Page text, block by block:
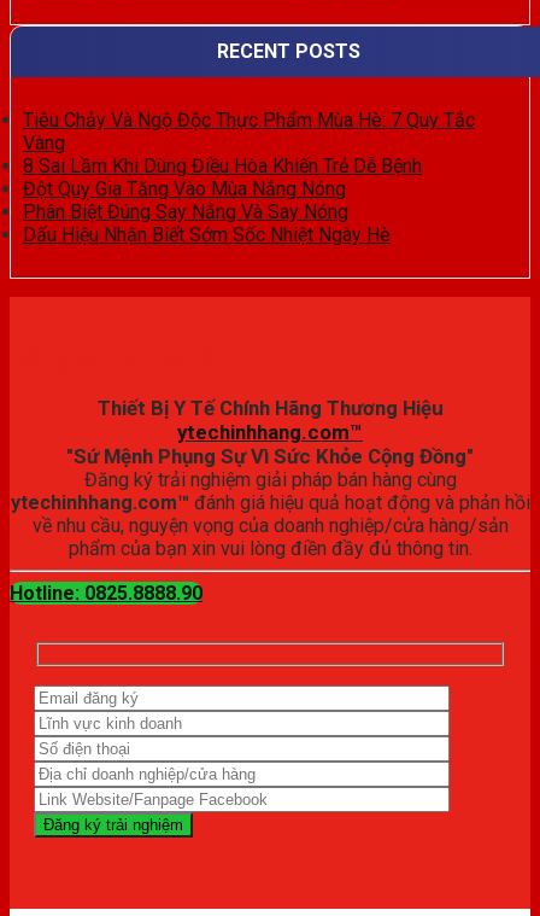
RECENT POSTS
Tiêu Chảy Và Ngộ Độc Thực Phẩm Mùa Hè: 7 Quy Tắc
Vàng
8 Sai Lầm Khi Dùng Điều Hòa Khiến Trẻ Dễ Bệnh
Đột Quỵ Gia Tăng Vào Mùa Nắng Nóng
Phân Biệt Đúng Say Nắng Và Say Nóng
Dấu Hiệu Nhận Biết Sớm Sốc Nhiệt Ngày Hè
Thiết Bị Y Tế Chính Hãng Thương Hiệu
ytechinhhang.com™
"Sứ Mệnh Phụng Sự Vì Sức Khỏe Cộng Đồng"
Đăng ký trải nghiệm giải pháp bán hàng cùng
ytechinhhang.com™ đánh giá hiệu quả hoạt động và phản hồi
về nhu cầu, nguyện vọng của doanh nghiệp/cửa hàng/sản
phẩm của bạn xin vui lòng điền đầy đủ thông tin.
Hotline: 0825.8888.90